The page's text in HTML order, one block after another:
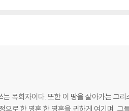
목회자이다. 또한 이 땅을 살아가는 그리